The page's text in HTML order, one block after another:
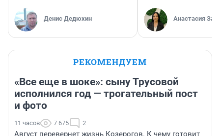
Денис Дедюхин Анастасия
РЕКОМЕНДУЕМ
«Все еще в шоке»: сыну Трусовой
исполнился год — трогательный пост
и фото
11 часов 7 675 2
Август перевернет жизнь Козерогов. К чему готовит